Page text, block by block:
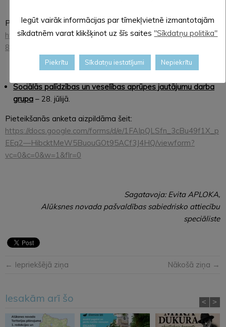
Pieteikšanās anketa aizpildāma šeit:
https://docs.google.com/forms/d/e/1FAIpQLSeKkbmkZ6fLzov
8ER2YNfKlvFzovRcWSXEV_S_pnoLo5wOP3g/viewform
Sociālās palīdzības un veselības aprūpes jautājumu darba
grupa – 28. jūlijā.
Pieteikšanās anketa aizpildāma šeit:
https://docs.google.com/forms/d/e/1FAIpQLSfn_3cBu49f1X_p
EEq2—HibcktMeW5BuouGOt95ACf3J4HQ/viewform?
vc=0&c=0&w=1&flr=0
Sagatavoja: Evita APLOKA,
Alūksnes novada pašvaldības sabiedrisko attiecību
speciāliste
← Iepriekšējā ziņa Nākošā ziņa →
Iesakām arī šo < >
Iegūt vairāk informācijas par tīmekļvietnē izmantotajām
sīkdatnēm varat klikšķinot uz šīs saites "Sīkdatņu politika"
Piekrītu Sīkdatņu iestatījumi Nepiekrītu